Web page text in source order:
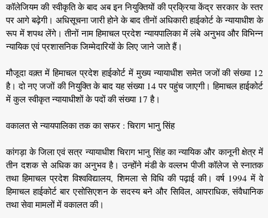
कॉलेजियम की स्वीकृति के बाद अब इन नियुक्तियों की प्रक्रिया केंद्र सरकार के स्तर
पर आगे बढ़ेगी। अधिसूचना जारी होने के बाद तीनों अधिकारी हाईकोर्ट के न्यायाधीश के
रूप में शपथ लेंगे। तीनों नाम हिमाचल प्रदेश न्यायपालिका में लंबे अनुभव और विभिन्न
न्यायिक एवं प्रशासनिक जिम्मेदारियों के लिए जाने जाते हैं।
मौजूदा वक़्त में हिमाचल प्रदेश हाईकोर्ट में मुख्य न्यायाधीश समेत जजों की संख्या 12
है। दो नए जजों की नियुक्ति के बाद यह संख्या 14 पर पहुंच जाएगी। हिमाचल हाईकोर्ट
में कुल स्वीकृत न्यायाधीशों के पदों की संख्या 17 है।
वकालत से न्यायपालिका तक का सफर : चिराग भानु सिंह
कांगड़ा के जिला एवं सत्र न्यायाधीश चिराग भानु सिंह का न्यायिक और कानूनी क्षेत्र में
तीन दशक से अधिक का अनुभव है। उन्होंने मंडी के वल्लभ पीजी कॉलेज से स्नातक
तथा हिमाचल प्रदेश विश्वविद्यालय, शिमला से विधि की पढ़ाई की। वर्ष 1994 में वे
हिमाचल हाईकोर्ट बार एसोसिएशन के सदस्य बने और सिविल, आपराधिक, संवैधानिक
तथा सेवा मामलों में वकालत की।